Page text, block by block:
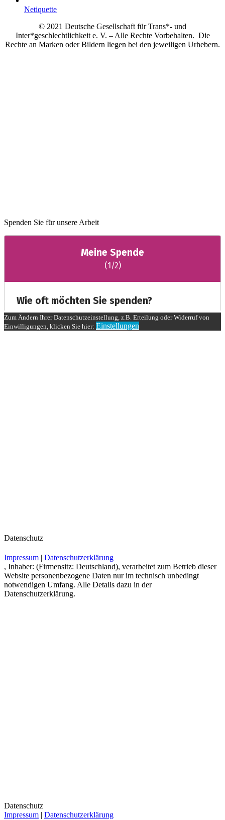
Netiquette
© 2021 Deutsche Gesellschaft für Trans*- und
Inter*geschlechtlichkeit e. V. – Alle Rechte Vorbehalten. Die
Rechte an Marken oder Bildern liegen bei den jeweiligen Urhebern.
Spenden Sie für unsere Arbeit
Zum Ändern Ihrer Datenschutzeinstellung, z.B. Erteilung oder Widerruf von
Einwilligungen, klicken Sie hier: Einstellungen
Datenschutz
Impressum
Datenschutzerklärung
, Inhaber: (Firmensitz: Deutschland), verarbeitet zum Betrieb dieser
Website personenbezogene Daten nur im technisch unbedingt
notwendigen Umfang. Alle Details dazu in der
Datenschutzerklärung.
Datenschutz
Impressum
Datenschutzerklärung